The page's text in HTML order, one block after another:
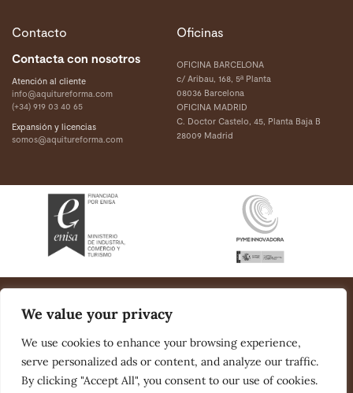
We value your privacy
We use cookies to enhance your browsing experience,
serve personalized ads or content, and analyze our traffic.
By clicking "Accept All", you consent to our use of cookies.
Contacto
Contacta con nosotros
Atención al cliente
info@aquitureforma.com
(+34) 919 03 40 65
Expansión y licencias
somos@aquitureforma.com
Oficinas
OFICINA BARCELONA
c/ Aribau, 168, 5ª Planta
08036 Barcelona
OFICINA MADRID
C. Doctor Castelo, 45, Planta Baja B
28009 Madrid
Aquí tu reforma 2021 Todos los derechos reservados.
de su propia actividad
Información previa al licenciatario – Ley de transparencia